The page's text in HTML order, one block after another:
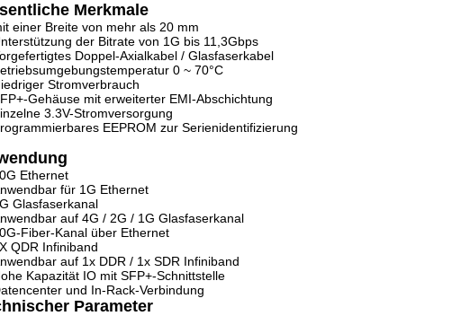
Merkmale
einer Breite von mehr als 20 mm
der Bitrate von 1G bis 11,3Gbps
Doppel-Axialkabel / Glasfaserkabel
0 ~ 70°C
Stromverbrauch
Gehäuse mit erweiterter EMI-Abschichtung
3.3V-Stromversorgung
EEPROM zur Serienidentifizierung
Ethernet
für 1G Ethernet
Glasfaserkanal
auf 4G / 2G / 1G Glasfaserkanal
Fiber-Kanal über Ethernet
QDR Infiniband
auf 1x DDR / 1x SDR Infiniband
Kapazität IO mit SFP+-Schnittstelle
und In-Rack-Verbindung
Parameter